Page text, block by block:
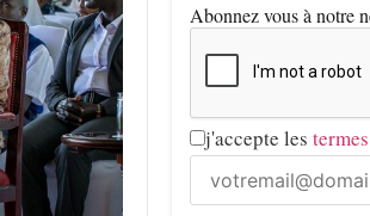
Abonnez vous à notre
j'accepte les